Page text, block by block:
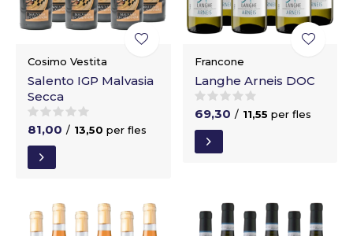
Cosimo Vestita
Salento IGP Malvasia
Secca
81,00 / 13,50 per fles
Francone
Langhe Arneis DOC
69,30 / 11,55 per fles